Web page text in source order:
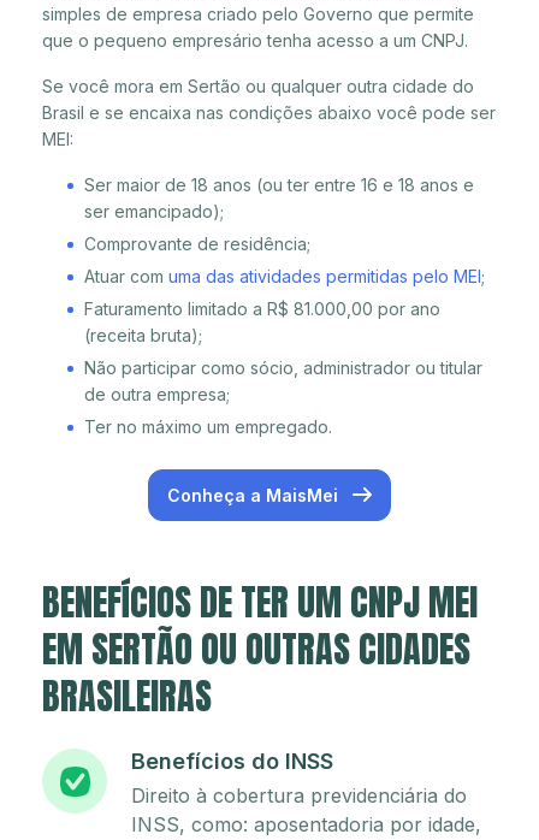
simples de empresa criado pelo Governo que permite
que o pequeno empresário tenha acesso a um CNPJ.
Se você mora em Sertão ou qualquer outra cidade do
Brasil e se encaixa nas condições abaixo você pode ser
MEI:
Ser maior de 18 anos (ou ter entre 16 e 18 anos e
ser emancipado);
Comprovante de residência;
Atuar com uma das atividades permitidas pelo MEI;
Faturamento limitado a R$ 81.000,00 por ano
(receita bruta);
Não participar como sócio, administrador ou titular
de outra empresa;
Ter no máximo um empregado.
Conheça a MaisMei
BENEFÍCIOS DE TER UM CNPJ MEI
EM SERTÃO OU OUTRAS CIDADES
BRASILEIRAS
Benefícios do INSS
Direito à cobertura previdenciária do
INSS, como: aposentadoria por idade,